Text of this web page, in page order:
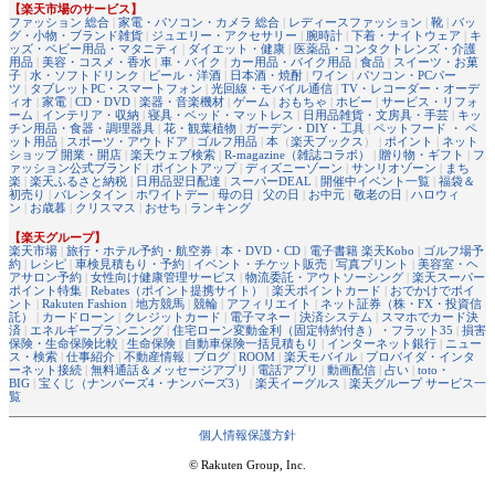
【楽天市場のサービス】
ファッション 総合 | 家電・パソコン・カメラ 総合 | レディースファッション | 靴 | バッ
グ・小物・ブランド雑貨 | ジュエリー・アクセサリー | 腕時計 | 下着・ナイトウェア | キ
ッズ・ベビー用品・マタニティ | ダイエット・健康 | 医薬品・コンタクトレンズ・介護
用品 | 美容・コスメ・香水 | 車・バイク | カー用品・バイク用品 | 食品 | スイーツ・お菓
子 | 水・ソフトドリンク | ビール・洋酒 | 日本酒・焼酎 | ワイン | パソコン・PCパー
ツ | タブレットPC・スマートフォン | 光回線・モバイル通信 | TV・レコーダー・オーデ
ィオ | 家電 | CD・DVD | 楽器・音楽機材 | ゲーム | おもちゃ | ホビー | サービス・リフォ
ーム | インテリア・収納 | 寝具・ベッド・マットレス | 日用品雑貨・文房具・手芸 | キッ
チン用品・食器・調理器具 | 花・観葉植物 | ガーデン・DIY・工具 | ペットフード ・ ペ
ット用品 | スポーツ・アウトドア | ゴルフ用品 | 本 （楽天ブックス ） | ポイント | ネット
ショップ 開業・開店 | 楽天ウェブ検索 | R-magazine（雑誌コラボ） | 贈り物・ギフト | フ
ァッション公式ブランド | ポイントアップ| ディズニーゾーン | サンリオゾーン | まち
楽 | 楽天ふるさと納税 | 日用品翌日配達 | スーパーDEAL | 開催中イベント一覧 | 福袋＆
初売り | バレンタイン | ホワイトデー | 母の日 | 父の日 | お中元 | 敬老の日 | ハロウィ
ン | お歳暮 | クリスマス | おせち | ランキング
【楽天グループ】
楽天市場 | 旅行・ホテル予約・航空券 | 本・DVD・CD | 電子書籍 楽天Kobo | ゴルフ場予
約 | レシピ | 車検見積もり・予約 | イベント・チケット販売 | 写真プリント | 美容室・ヘ
アサロン予約 | 女性向け健康管理サービス | 物流委託・アウトソーシング | 楽天スーパー
ポイント特集 | Rebates（ポイント提携サイト） | 楽天ポイントカード | おでかけでポイ
ント | Rakuten Fashion | 地方競馬 | 競輪 | アフィリエイト | ネット証券（株・FX・投資信
託）
| カードローン | クレジットカード | 電子マネー | 決済システム | スマホでカード決
済 | エネルギープランニング | 住宅ローン変動金利（固定特約付き）・フラット35 | 損害
保険・生命保険比較 | 生命保険 | 自動車保険一括見積もり | インターネット銀行 | ニュー
ス・検索 | 仕事紹介 | 不動産情報 | ブログ | ROOM | 楽天モバイル | プロバイダ・インタ
ーネット接続 | 無料通話＆メッセージアプリ | 電話アプリ | 動画配信 | 占い | toto・
BIG | 宝くじ（ナンバーズ4・ナンバーズ3） | 楽天イーグルス | 楽天グループ サービス一
覧
個人情報保護方針
© Rakuten Group, Inc.